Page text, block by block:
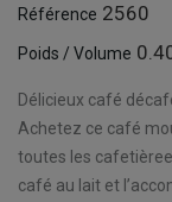
Référence 2560
Poids / Volume
Délicieux café
Achetez ce café
toutes les
café au lait et